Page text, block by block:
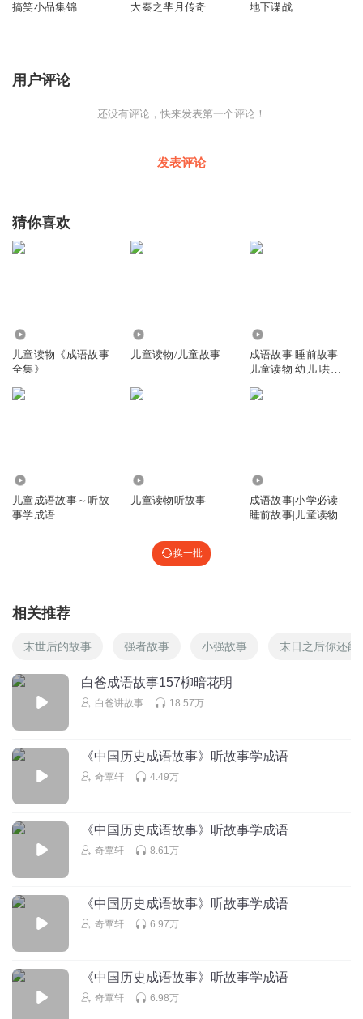
搞笑小品集锦 大秦之芈月传奇 地下谍战
用户评论
还没有评论，快来发表第一个评论！
发表评论
猜你喜欢
儿童读物《成语故事
全集》
儿童读物/儿童故事
成语故事 睡前故事
儿童读物 幼儿 哄睡
儿童成语故事～听故
事学成语
儿童读物听故事
成语故事|小学必读|
睡前故事|儿童读物|
换一批
相关推荐
末世后的故事 强者故事 小强故事 末日之后你还能
白爸成语故事157柳暗花明
白爸讲故事 18.57万
《中国历史成语故事》听故事学成语
奇覃轩 4.49万
《中国历史成语故事》听故事学成语
奇覃轩 8.61万
《中国历史成语故事》听故事学成语
奇覃轩 6.97万
《中国历史成语故事》听故事学成语
奇覃轩 6.98万